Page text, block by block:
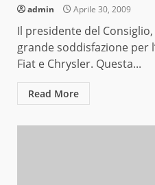
admin Aprile 30, 2009
Il presidente del
grande soddisfazione per
Fiat e Chrysler. Questa...
Read More